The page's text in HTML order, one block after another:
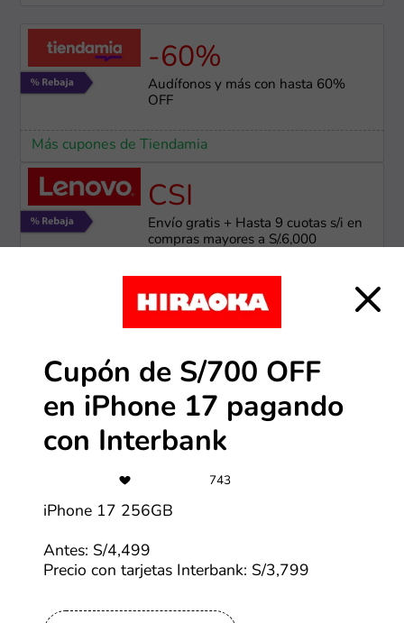
-60%
Audífonos y más con hasta 60%
OFF
Más cupones de Tiendamia
CSI
Envío gratis + Hasta 9 cuotas s/i en
compras mayores a S/.6,000
-40%
Hasta 40% OFF en productos HP
Más cupones de HP
Hasta 24 cuotas sin intereses con
Más cupones de LG
Cupón de S/700 OFF
en iPhone 17 pagando
con Interbank
743
iPhone 17 256GB
Antes: S/4,499
Precio con tarjetas Interbank: S/3,799